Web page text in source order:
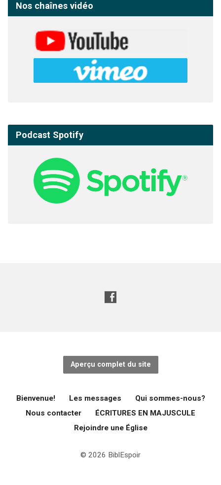
Nos chaînes vidéo
Podcast Spotify
Aperçu complet du site
Bienvenue! Les messages
Qui sommes-nous?
Nous contacter
ÉCRITURES EN MAJUSCULE
Rejoindre une Église
© 2026 BiblEspoir